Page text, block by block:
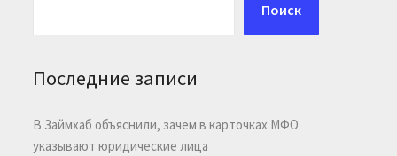
Поиск
Последние записи
В Займхаб объяснили, зачем в карточках МФО
указывают юридические лица